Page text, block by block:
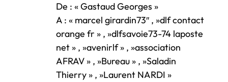
De : « Gastaud Georges »
A : « marcel girardin73″ , »dlf contact
orange fr » , »dlfsavoie73-74 laposte
net » , »avenirlf » , »association
AFRAV » , »Bureau » , »Saladin
Thierry » , »Laurent NARDI »